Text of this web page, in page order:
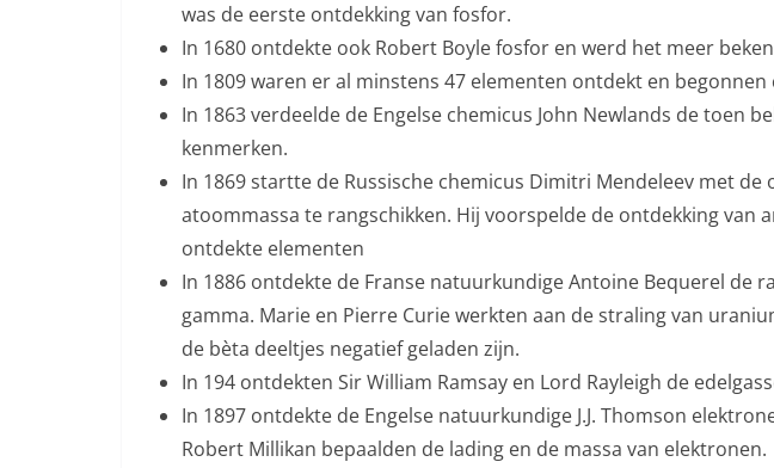
was de eerste ontdekking van fosfor.
In 1680 ontdekte ook Robert Boyle fosfor en werd het meer
In 1809 waren er al minstens 47 elementen ontdekt en
In 1863 verdeelde de Engelse chemicus John Newlands de toen
kenmerken.
In 1869 startte de Russische chemicus Dimitri Mendeleev met
atoommassa te rangschikken. Hij voorspelde de ontdekking
ontdekte elementen
In 1886 ontdekte de Franse natuurkundige Antoine Bequerel
gamma. Marie en Pierre Curie werkten aan de straling van
de bèta deeltjes negatief geladen zijn.
In 194 ontdekten Sir William Ramsay en Lord Rayleigh de
In 1897 ontdekte de Engelse natuurkundige J.J. Thomson
Robert Millikan bepaalden de lading en de massa van elektronen.